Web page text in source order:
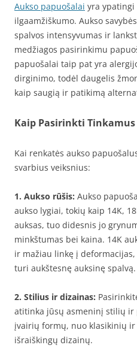
Aukso papuošalai yra
ilgaamžiškumo. Aukso
spalvos intensyvumas ir
medžiagos pasirinkimu
papuošalai taip pat yra
dirginimo, todėl daugelis
kaip saugią ir patikimą
Kaip Pasirinkti Tinkamus
Kai renkatės aukso
svarbius veiksnius:
1. Aukso rūšis: Aukso
aukso lygiai, tokių kaip 14K,
auksas, tuo didesnis jo
minkštumas bei kaina. 14K
ir mažiau linkę į
turi aukštesnę auksinę spalvą.
2. Stilius ir dizainas:
atitinka jūsų asmeninį stilių
įvairių formų, nuo klasikinių
išraiškingų dizainų.